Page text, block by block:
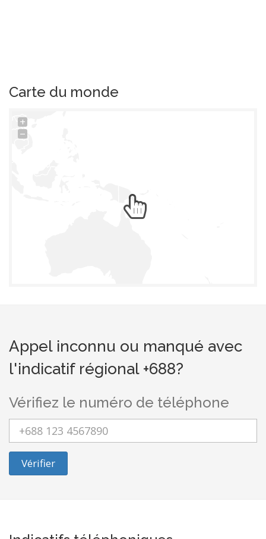
Carte du monde
+
−
Appel inconnu ou manqué avec
l'indicatif régional +688?
Vérifiez le numéro de téléphone
Vérifier